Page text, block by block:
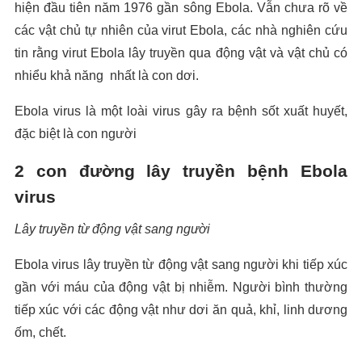
hiện đầu tiên năm 1976 gần sông Ebola. Vẫn chưa rõ về
các vật chủ tự nhiên của virut Ebola, các nhà nghiên cứu
tin rằng virut Ebola lây truyền qua động vật và vật chủ có
nhiểu khả năng nhất là con dơi.
Ebola virus là một loài virus gây ra bệnh sốt xuất huyết,
đặc biệt là con người
2 con đường lây truyền bệnh Ebola
virus
Lây truyền từ động vật sang người
Ebola virus lây truyền từ động vật sang người khi tiếp xúc
gần với máu của động vật bị nhiễm. Người bình thường
tiếp xúc với các động vật như dơi ăn quả, khỉ, linh dương
ốm, chết.